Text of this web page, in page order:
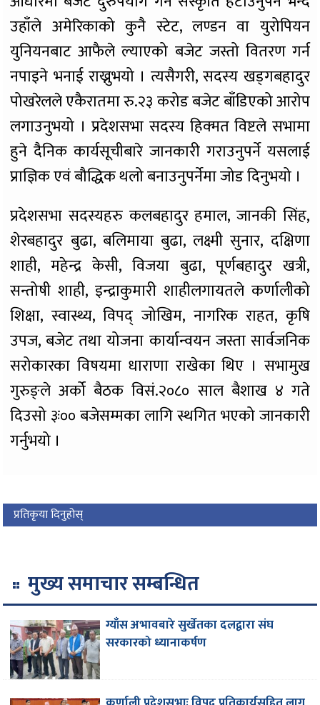
उहाँले अमेरिकाको कुनै स्टेट, लण्डन वा युरोपियन
युनियनबाट आफैले ल्याएको बजेट जस्तो वितरण गर्न
नपाइने भनाई राख्नुभयो । त्यसैगरी, सदस्य खड्गबहादुर
पोखरेलले एकैरातमा रु.२३ करोड बजेट बाँडिएको आरोप
लगाउनुभयो । प्रदेशसभा सदस्य हिक्मत विष्टले सभामा
हुने दैनिक कार्यसूचीबारे जानकारी गराउनुपर्ने यसलाई
प्राज्ञिक एवं बौद्धिक थलो बनाउनुपर्नेमा जोड दिनुभयो ।
प्रदेशसभा सदस्यहरु कलबहादुर हमाल, जानकी सिंह,
शेरबहादुर बुढा, बलिमाया बुढा, लक्ष्मी सुनार, दक्षिणा
शाही, महेन्द्र केसी, विजया बुढा, पूर्णबहादुर खत्री,
सन्तोषी शाही, इन्द्राकुमारी शाहीलगायतले कर्णालीको
शिक्षा, स्वास्थ्य, विपद् जोखिम, नागरिक राहत, कृषि
उपज, बजेट तथा योजना कार्यान्वयन जस्ता सार्वजनिक
सरोकारका विषयमा धाराणा राखेका थिए । सभामुख
गुरुङ्ले अर्को बैठक विसं.२०८० साल बैशाख ४ गते
दिउसो ३ः०० बजेसम्मका लागि स्थगित भएको जानकारी
गर्नुभयो ।
प्रतिकृया दिनुहोस्
मुख्य समाचार सम्बन्धित
ग्याँस अभावबारे सुर्खेतका दलद्वारा संघ
सरकारको ध्यानाकर्षण